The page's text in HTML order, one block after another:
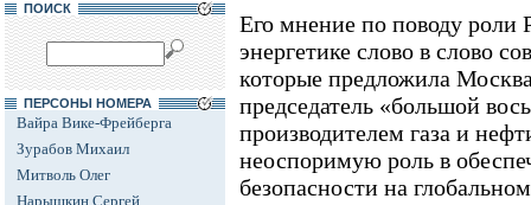
ПОИСК
ПЕРСОНЫ НОМЕРА
Вайра Вике-Фрейберга
Зурабов Михаил
Митволь Олег
Нарышкин Сергей
Его мнение по поводу роли
энергетике слово в слово
которые предложила
председатель «большой
производителем газа и
неоспоримую роль в
безопасности на